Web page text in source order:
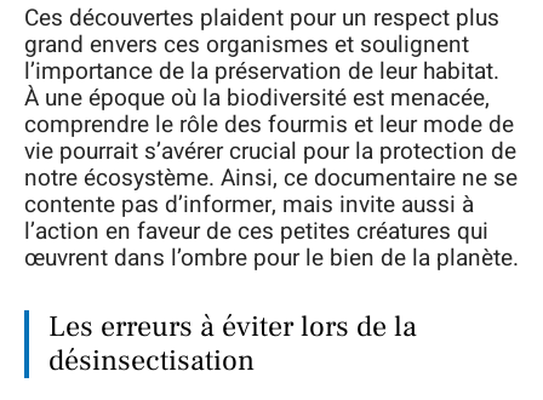
Ces découvertes plaident pour un respect plus
grand envers ces organismes et soulignent
l’importance de la préservation de leur habitat.
À une époque où la biodiversité est menacée,
comprendre le rôle des fourmis et leur mode de
vie pourrait s’avérer crucial pour la protection de
notre écosystème. Ainsi, ce documentaire ne se
contente pas d’informer, mais invite aussi à
l’action en faveur de ces petites créatures qui
œuvrent dans l’ombre pour le bien de la planète.
Les erreurs à éviter lors de la
désinsectisation